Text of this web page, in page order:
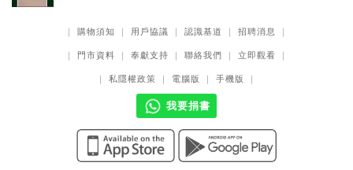
社會／倫理
哲學／宗教比較
文藝／勵志
童書
｜ 購物須知 ｜ 用戶協議 ｜ 認識基道 ｜ 招聘消息 ｜
｜ 門市資料 ｜ 奉獻支持 ｜ 聯絡我們 ｜ 立即觀看 ｜
｜ 私隱權政策 ｜ 電腦版 ｜ 手機版 ｜
我要捐書